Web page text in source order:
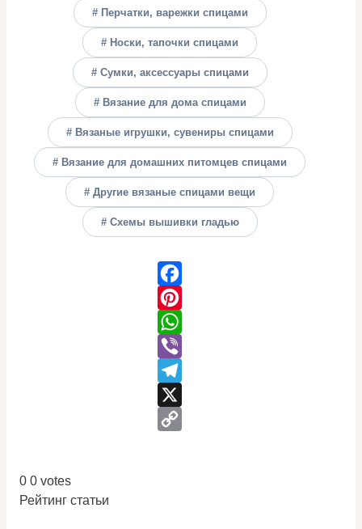
# Перчатки, варежки спицами
# Носки, тапочки спицами
# Сумки, аксессуары спицами
# Вязание для дома спицами
# Вязаные игрушки, сувениры спицами
# Вязание для домашних питомцев спицами
# Другие вязаные спицами вещи
# Схемы вышивки гладью
Facebook
Pinterest
WhatsApp
Viber
Telegram
X
0 0 votes
Рейтинг статьи